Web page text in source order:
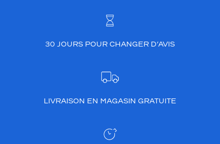
30 JOURS POUR CHANGER D’AVIS
LIVRAISON EN MAGASIN GRATUITE